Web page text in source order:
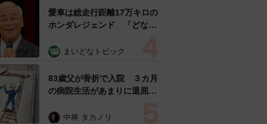
愛車は総走行距離17万キロの
ホンダレジェンド 「どなた
所漫才師が譲渡の意向
まいどなトピック
83歳父が骨折で入院 ３カ月
の病院生活があまりに退屈で
い！」→スケッチブックを見
中将 タカノリ